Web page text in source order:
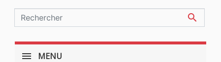

MENU